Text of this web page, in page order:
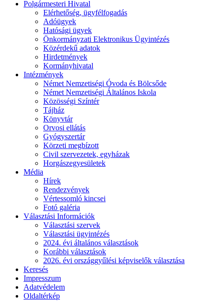
Polgármesteri Hivatal
Elérhetőség, ügyfélfogadás
Adóügyek
Hatósági ügyek
Önkormányzati Elektronikus Ügyintézés
Közérdekű adatok
Hirdetmények
Kormányhivatal
Intézmények
Német Nemzetiségi Óvoda és Bölcsőde
Német Nemzetiségi Általános Iskola
Közösségi Színtér
Tájház
Könyvtár
Orvosi ellátás
Gyógyszertár
Körzeti megbízott
Civil szervezetek, egyházak
Horgászegyesületek
Média
Hírek
Rendezvények
Vértessomló kincsei
Fotó galéria
Választási Információk
Választási szervek
Választási ügyintézés
2024. évi általános választások
Korábbi választások
2026. évi országgyűlési képviselők választása
Keresés
Impresszum
Adatvédelem
Oldaltérkép